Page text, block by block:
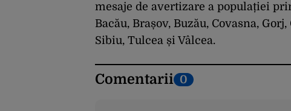
mesaje de avertizare a populației
Bacău, Brașov, Buzău, Covasna,
Sibiu, Tulcea și Vâlcea.
Comentarii 0